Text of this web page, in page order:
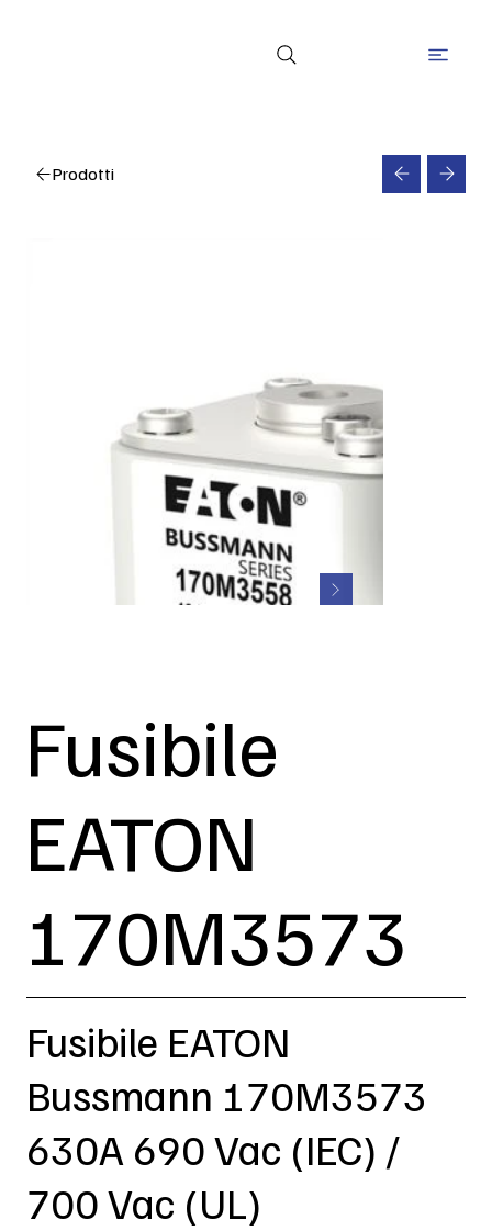
Prodotti
Fusibile
EATON
170M3573
Fusibile EATON
Bussmann 170M3573
630A 690 Vac (IEC) /
700 Vac (UL)